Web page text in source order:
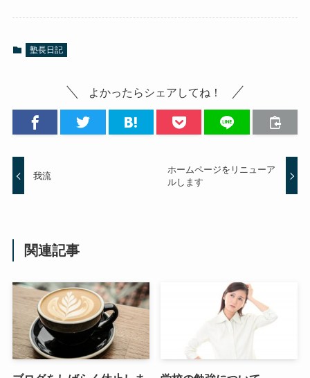
塾長日記
よかったらシェアしてね！
我流
ホームページをリニューア
ルします
関連記事